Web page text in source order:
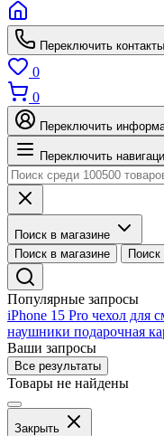
Переключить контакты
0
0
Переключить
Переключить
Поиск в магазине
Поиск в магазине
Поиск
Популярные запросы
iPhone 15 Pro чехол для
наушники подарочная
Ваши запросы
Все результаты
Товары не найдены
Закрыть